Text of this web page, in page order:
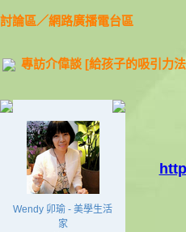
討論區／網路廣播電台區
專訪介偉談 [給孩子的吸引力
Wendy 卯瑜 - 美學生活
家